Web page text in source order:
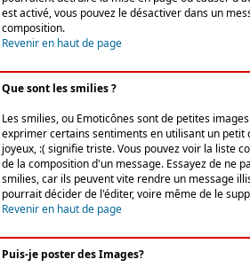
est activé, vous pouvez le désactiver dans un
composition.
Revenir en haut de page
Que sont les smilies ?
Les smilies, ou Emoticônes sont de petites
exprimer certains sentiments en utilisant un petit
joyeux, :( signifie triste. Vous pouvez voir la liste
de la composition d'un message. Essayez de ne
smilies, car ils peuvent vite rendre un message
pourrait décider de l'éditer, voire même de le
Revenir en haut de page
Puis-je poster des Images?